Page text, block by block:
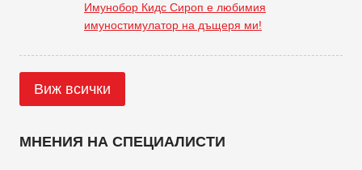
Имунобор Кидс Сироп е любимия
имуностимулатор на дъщеря ми!
Виж всички
МНЕНИЯ НА СПЕЦИАЛИСТИ